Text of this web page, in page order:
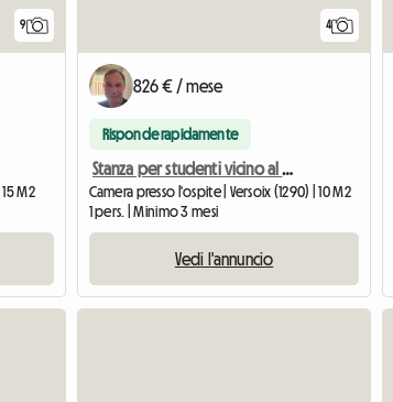
9
M2
4
826 € / mese
Risponde rapidamente
Stanza per studenti vicino al Collège du Léman
Camera presso l'ospite | Versoix (1290) | 10 M2
1 pers. | Minimo 3 mesi
Vedi l'annuncio